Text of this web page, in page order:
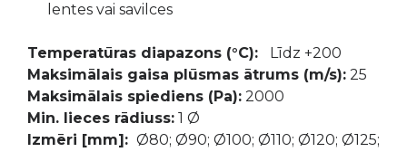
lentes vai savilces
Temperatūras diapazons (°C):
Līdz +200
Maksimālais gaisa plūsmas ātrums (m/s): 25
Maksimālais spiediens (Pa): 2000
Min. lieces rādiuss: 1 Ø
Izmēri [mm]: Ø80; Ø90; Ø100; Ø110; Ø120; Ø125;